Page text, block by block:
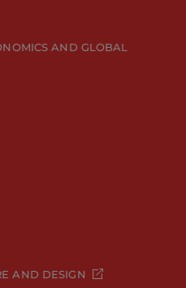
AND GLOBAL
AND DESIGN